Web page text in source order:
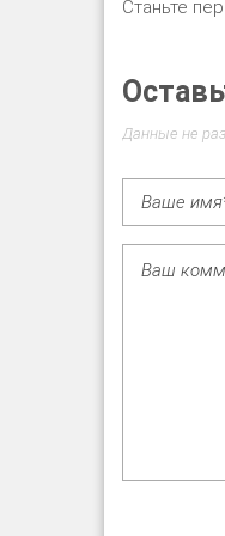
Станьте
Данные не